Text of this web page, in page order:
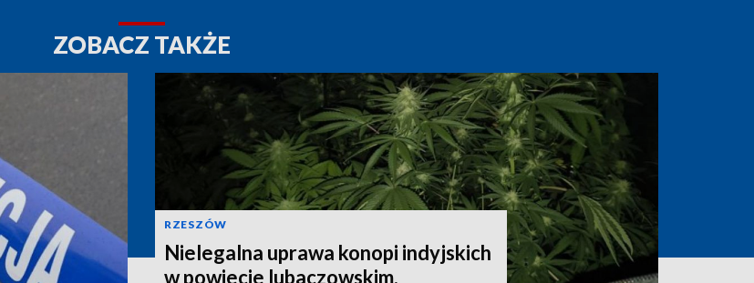
ZOBACZ TAKŻE
RZESZÓW
Nielegalna uprawa konopi indyjskich
w powiecie lubaczowskim.